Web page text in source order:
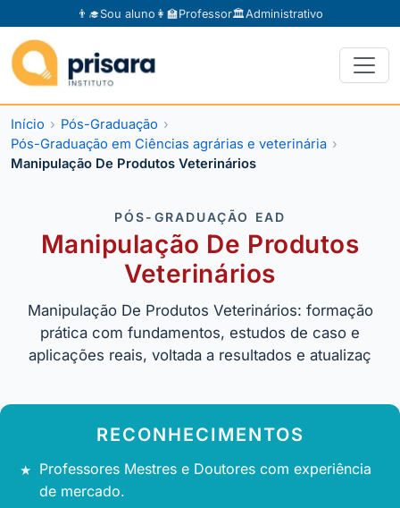
👨‍🎓Sou aluno 👩‍🏫Professor🏛️Administrativo
Início
Pós-Graduação
Pós-Graduação em Ciências agrárias e veterinária
Manipulação De Produtos Veterinários
PÓS-GRADUAÇÃO EAD
Manipulação De Produtos
Veterinários
Manipulação De Produtos Veterinários: formação
prática com fundamentos, estudos de caso e
aplicações reais, voltada a resultados e atualizaç
RECONHECIMENTOS
Professores Mestres e Doutores com experiência
de mercado.